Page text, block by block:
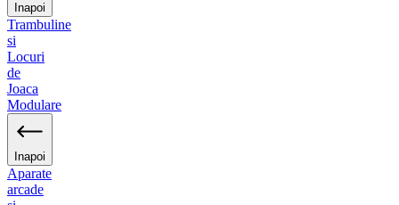
Inapoi
Trambuline
si
Locuri
de
Joaca
Modulare
Inapoi
Aparate
arcade